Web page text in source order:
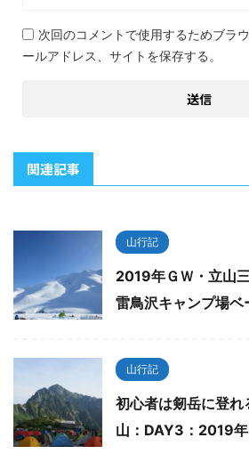
次回のコメントで使用するためブラ
ールアドレス、サイトを保存する。
関連記事
山行記
2019年ＧＷ・立山
雷鳥沢キャンプ場ベ
山行記
初心者は剱岳に登
山：DAY3：2019年